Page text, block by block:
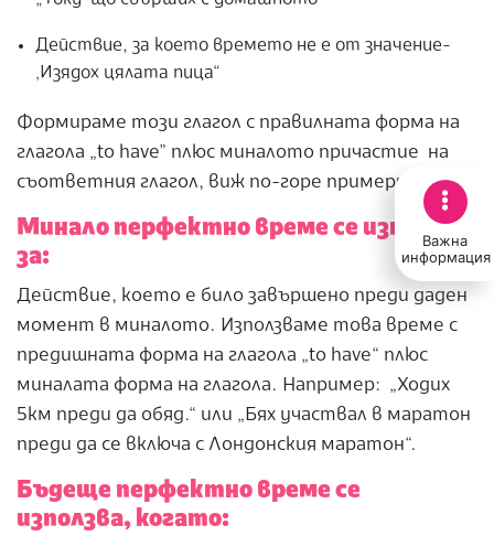
Важна
информация
Действие, за което времето не е от значение-
‚Изядох цялата пица“
Формираме този глагол с правилната форма на
глагола „to have” плюс миналото причастие на
съответния глагол, виж по-горе примери 1-4.
Минало перфектно време се използва
за:
Действие, което е било завършено преди даден
момент в миналото. Използваме това време с
предишната форма на глагола „to have“ плюс
миналата форма на глагола. Например: „Ходих
5км преди да обяд.“ или „Бях участвал в маратон
преди да се включа с Лондонския маратон“.
Бъдеще перфектно време се
използва, когато: